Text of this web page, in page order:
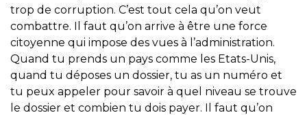
trop de corruption. C’est tout cela qu’on veut
combattre. Il faut qu’on arrive à être une force
citoyenne qui impose des vues à l’administration.
Quand tu prends un pays comme les Etats-Unis,
quand tu déposes un dossier, tu as un numéro et
tu peux appeler pour savoir à quel niveau se trouve
le dossier et combien tu dois payer. Il faut qu’on